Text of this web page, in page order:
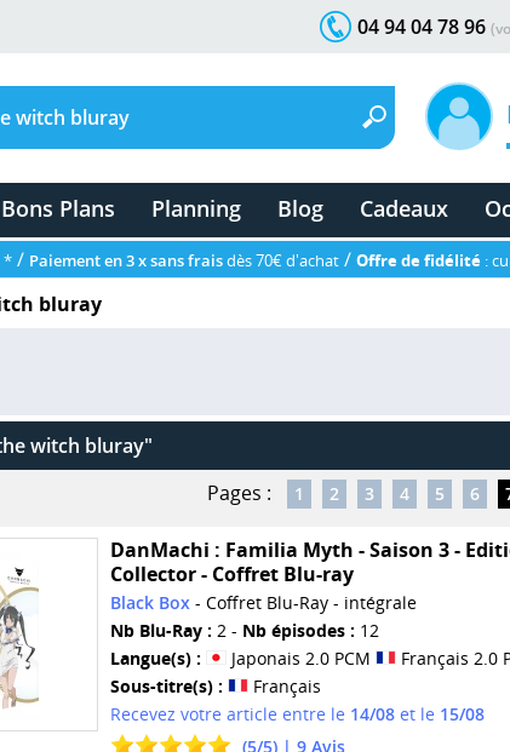
04 94 04 78 96
Bons Plans Planning Blog Cadeaux
* / Paiement en 3 x sans fraisdès 70€ d'achat / Offre de fidélité :
bluray
witch bluray"
Pages :
1 2 3 4 5 6
DanMachi : Familia Myth - Saison 3 -
Collector - Coffret Blu-ray
Black Box- Coffret Blu-Ray - intégrale
Nb Blu-Ray : 2 - Nb épisodes : 12
Langue(s) :
Japonais 2.0 PCM
Français 2.0
Sous-titre(s) :
Français
Recevez votre article entre le 14/08et le 15/08
(5/5) | 9Avis